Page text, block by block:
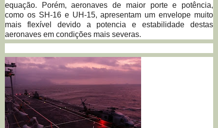
equação. Porém, aeronaves de maior porte e potência,
como os SH-16 e UH-15, apresentam um envelope muito
mais flexível devido a potencia e estabilidade destas
aeronaves em condições mais severas.